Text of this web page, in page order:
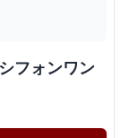
フォンワン